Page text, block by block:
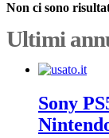
Non ci sono
Ultimi
Sony